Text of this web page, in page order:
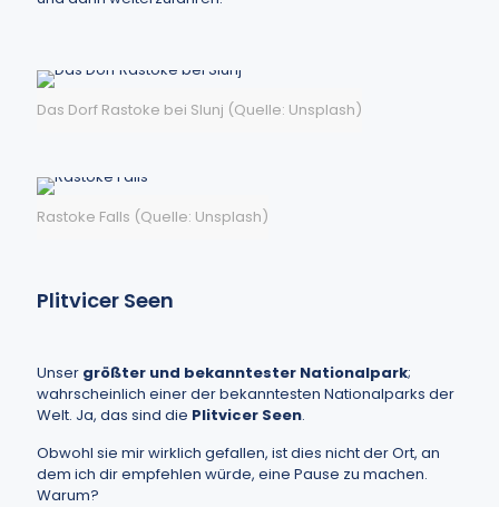
Das Dorf Rastoke bei Slunj (Quelle: Unsplash)
Rastoke Falls (Quelle: Unsplash)
Plitvicer Seen
Unser größter und bekanntester Nationalpark;
wahrscheinlich einer der bekanntesten Nationalparks der
Welt. Ja, das sind die Plitvicer Seen.
Obwohl sie mir wirklich gefallen, ist dies nicht der Ort, an
dem ich dir empfehlen würde, eine Pause zu machen.
Warum?